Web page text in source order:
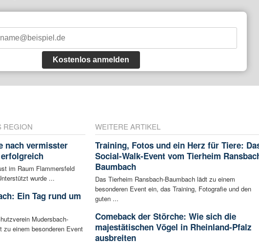
Kostenlos anmelden
REGION
nach vermisster
im Raum Flammersfeld
wurde ...
Ein Tag rund um
Mudersbach-
zu einem besonderen Event
WEITERE ARTIKEL
Training, Fotos und ein Herz für Tiere:
Social-Walk-Event vom Tierheim
Baumbach
Das Tierheim Ransbach-Baumbach lädt zu einem
besonderen Event ein, das Training, Fotografie und den
guten ...
Comeback der Störche: Wie sich die
majestätischen Vögel in Rheinland-Pfalz
ausbreiten